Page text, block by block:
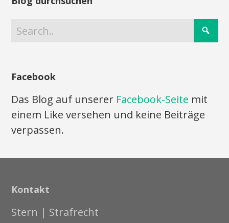
Facebook
Das Blog auf unserer Facebook-Seite mit
einem Like versehen und keine Beiträge
verpassen.
Kontakt
Stern | Strafrecht